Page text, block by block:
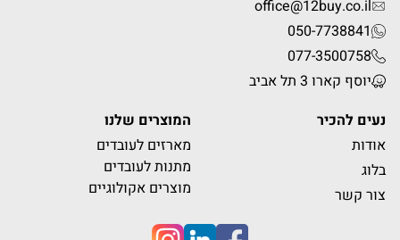
office@12buy.co.il
050-7738841
077-3500758
יוסף קארו 3 תל אביב
נעים להכיר
אודות
בלוג
צור קשר
המוצרים שלנו
מארזים לעובדים
מתנות לעובדים
מוצרים אקולוגיים